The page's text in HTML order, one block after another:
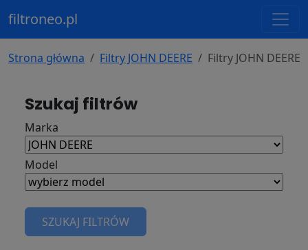
filtroneo.pl
Strona główna Filtry JOHN DEERE Filtry JOHN DEERE
Szukaj filtrów
Marka
Model
SZUKAJ FILTRÓW